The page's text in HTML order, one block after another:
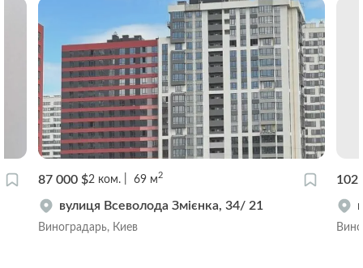
87 000 $2 ком. 69 м2
вулиця Всеволода Змієнка, 34/ 21
Виноградарь, Киев
102